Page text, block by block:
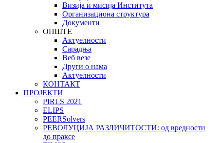
Визија и мисија Института
Организациона структура
Документи
ОПШТЕ
Актуелности
Сарадња
Веб везе
Други о нама
Актуелности
КОНТАКТ
ПРОЈЕКТИ
PIRLS 2021
ELIPS
PEERSolvers
РЕВОЛУЦИЈА РАЗЛИЧИТОСТИ: oд вредности
до праксе